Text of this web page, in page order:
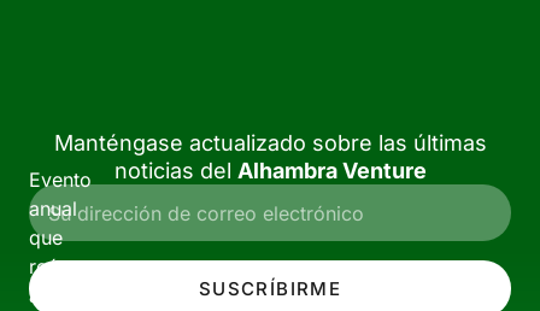
Evento
anual
que
reúne
a
Manténgase actualizado sobre las últimas
noticias del Alhambra Venture
SUSCRÍBIRME